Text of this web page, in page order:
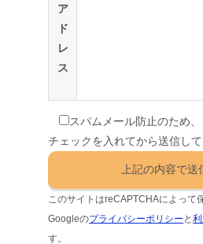
ア
ド
レ
ス
スパムメール防止のため
チェックを入れてから送信して
このサイトはreCAPTCHAによって
Googleのプライバシーポリシー と
す。